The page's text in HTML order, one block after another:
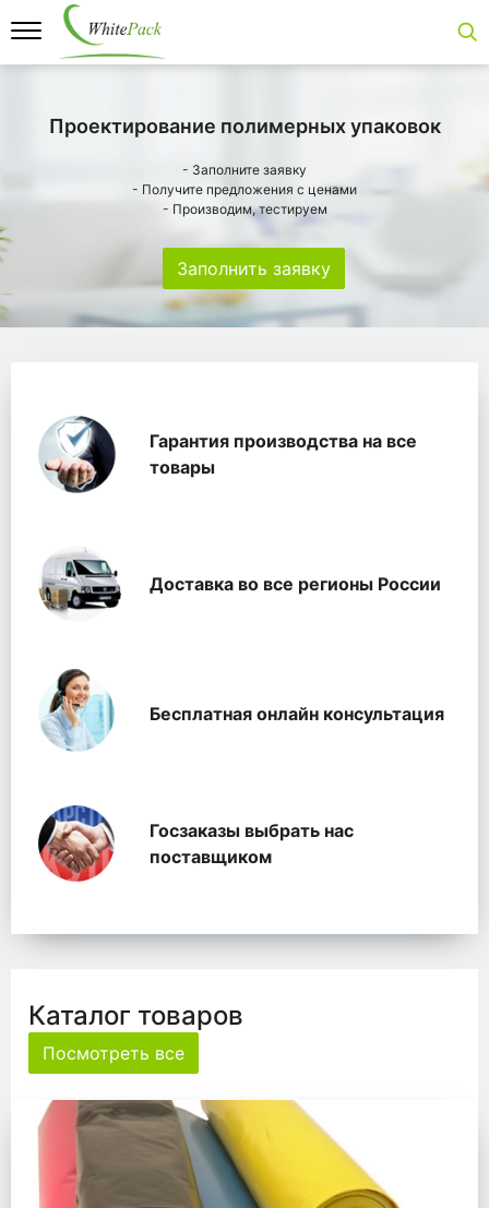
Проектирование полимерных упаковок
- Заполните заявку
- Получите предложения с ценами
- Производим, тестируем
Заполнить заявку
WhitePackГарантия производства на все
товары
Доставка во все регионы России
Бесплатная онлайн консультация
Госзаказы выбрать нас
поставщиком
Каталог товаров
Посмотреть все